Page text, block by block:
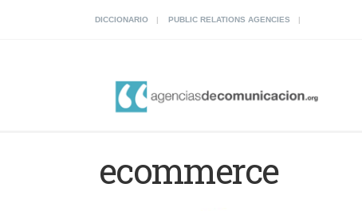
DICCIONARIO PUBLIC RELATIONS AGENCIES
ecommerce